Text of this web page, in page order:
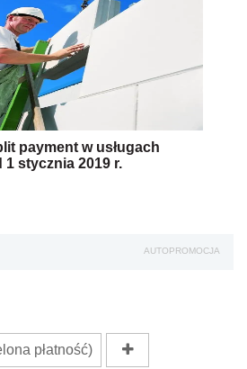
payment w usługach
stycznia 2019 r.
AUTOPROMOCJA
płatność)